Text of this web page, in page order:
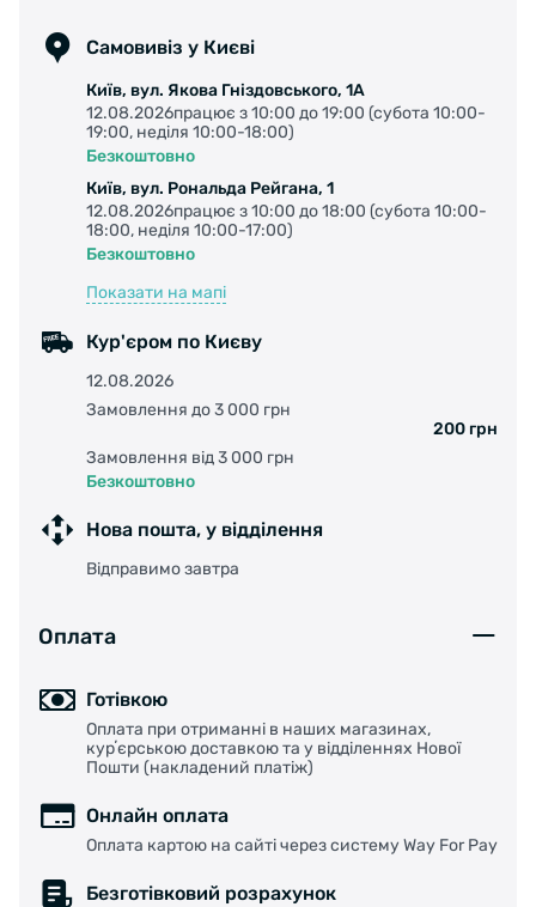
Самовивіз у Києві
Київ, вул. Якова Гніздовського, 1А
12.08.2026працює з 10:00 до 19:00 (субота 10:00-
19:00, неділя 10:00-18:00)
Безкоштовно
Київ, вул. Рональда Рейгана, 1
12.08.2026працює з 10:00 до 18:00 (субота 10:00-
18:00, неділя 10:00-17:00)
Безкоштовно
Показати на мапі
Кур'єром по Києву
12.08.2026
Замовлення до 3 000 грн
200 грн
Замовлення від 3 000 грн
Безкоштовно
Нова пошта, у відділення
Відправимо завтра
Оплата
Готівкою
Оплата при отриманні в наших магазинах,
курʼєрською доставкою та у відділеннях Нової
Пошти (накладений платіж)
Онлайн оплата
Оплата картою на сайті через систему Way For Pay
Безготівковий розрахунок